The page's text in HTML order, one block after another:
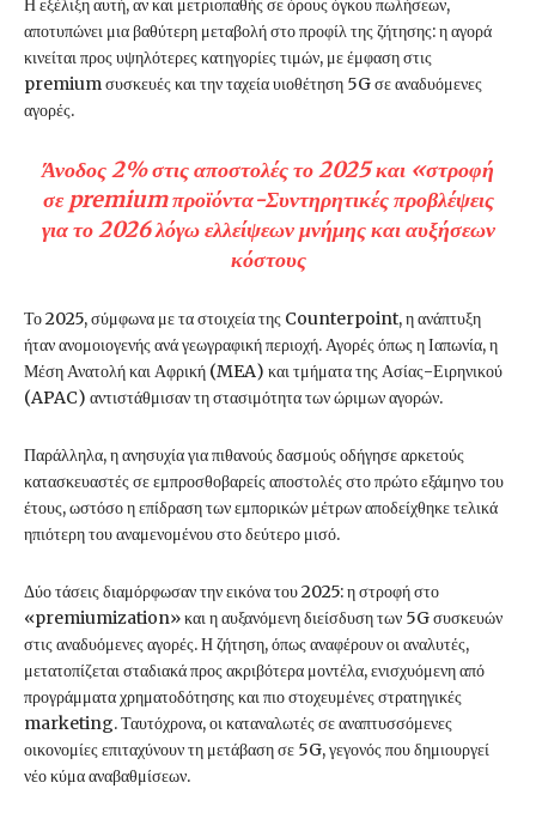
Η εξέλιξη αυτή, αν και μετριοπαθής σε όρους όγκου πωλήσεων,
αποτυπώνει μια βαθύτερη μεταβολή στο προφίλ της ζήτησης: η αγορά
κινείται προς υψηλότερες κατηγορίες τιμών, με έμφαση στις
premium συσκευές και την ταχεία υιοθέτηση 5G σε αναδυόμενες
αγορές.
Άνοδος 2% στις αποστολές το 2025 και «στροφή
σε premium προϊόντα-Συντηρητικές προβλέψεις
για το 2026 λόγω ελλείψεων μνήμης και αυξήσεων
κόστους
Το 2025, σύμφωνα με τα στοιχεία της Counterpoint, η ανάπτυξη
ήταν ανομοιογενής ανά γεωγραφική περιοχή. Αγορές όπως η Ιαπωνία, η
Μέση Ανατολή και Αφρική (MEA) και τμήματα της Ασίας-Ειρηνικού
(APAC) αντιστάθμισαν τη στασιμότητα των ώριμων αγορών.
Παράλληλα, η ανησυχία για πιθανούς δασμούς οδήγησε αρκετούς
κατασκευαστές σε εμπροσθοβαρείς αποστολές στο πρώτο εξάμηνο του
έτους, ωστόσο η επίδραση των εμπορικών μέτρων αποδείχθηκε τελικά
ηπιότερη του αναμενομένου στο δεύτερο μισό.
Δύο τάσεις διαμόρφωσαν την εικόνα του 2025: η στροφή στο
«premiumization» και η αυξανόμενη διείσδυση των 5G συσκευών
στις αναδυόμενες αγορές. Η ζήτηση, όπως αναφέρουν οι αναλυτές,
μετατοπίζεται σταδιακά προς ακριβότερα μοντέλα, ενισχυόμενη από
προγράμματα χρηματοδότησης και πιο στοχευμένες στρατηγικές
marketing. Ταυτόχρονα, οι καταναλωτές σε αναπτυσσόμενες
οικονομίες επιταχύνουν τη μετάβαση σε 5G, γεγονός που δημιουργεί
νέο κύμα αναβαθμίσεων.